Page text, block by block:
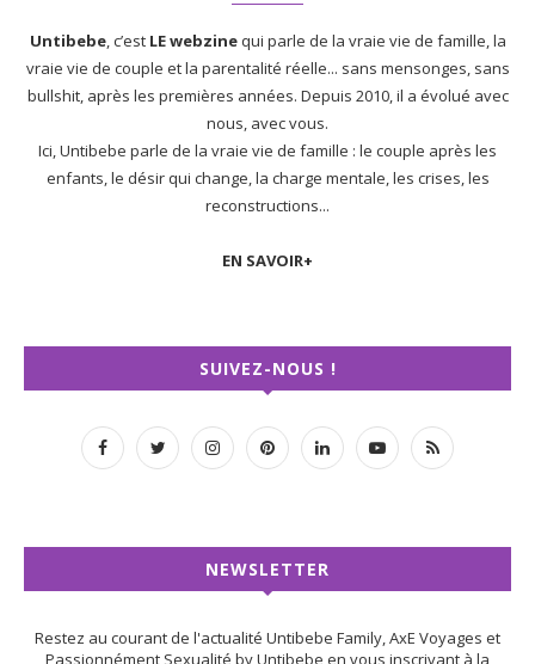
Untibebe, c’est LE webzinequi parle de la vraie vie de famille, la
vraie vie de couple et la parentalité réelle... sans mensonges, sans
bullshit, après les premières années. Depuis 2010, il a évolué avec
nous, avec vous.
Ici, Untibebe parle de la vraie vie de famille : le couple après les
enfants, le désir qui change, la charge mentale, les crises, les
reconstructions...
EN SAVOIR+
SUIVEZ-NOUS !
NEWSLETTER
Restez au courant de l'actualité Untibebe Family, AxE Voyages et
Passionnément Sexualité by Untibebe en vous inscrivant à la